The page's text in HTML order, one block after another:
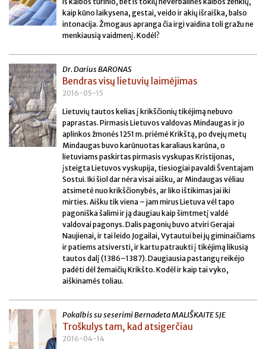
kaip kūno laikysena, gestai, veido ir akių išraiška, balso
intonacija. Žmogaus apranga čia irgi vaidina toli gražu ne
menkiausią vaidmenį. Kodėl?
Dr. Darius BARONAS
Bendras visų lietuvių laimėjimas
2016-05-15
Lietuvių tautos kelias į krikščionių tikėjimą nebuvo
paprastas. Pirmasis Lietuvos valdovas Mindaugas ir jo
aplinkos žmonės 1251 m. priėmė Krikštą, po dvejų metų
Mindaugas buvo karūnuotas karaliaus karūna, o
lietuviams paskirtas pirmasis vyskupas Kristijonas,
įsteigta Lietuvos vyskupija, tiesiogiai pavaldi Šventajam
Sostui. Iki šiol dar nėra visai aišku, ar Mindaugas vėliau
atsimetė nuo krikščionybės, ar liko ištikimas jai iki
mirties. Aišku tik viena – jam mirus Lietuva vėl tapo
pagoniška šalimi ir ją daugiau kaip šimtmetį valdė
valdovai pagonys. Dalis pagonių buvo atviri Gerajai
Naujienai, ir tai leido Jogailai, Vytautui bei jų giminaičiams
ir patiems atsiversti, ir kartu patraukti į tikėjimą likusią
tautos dalį (1386–1387). Daugiausia pastangų reikėjo
padėti dėl žemaičių Krikšto. Kodėl ir kaip tai vyko,
aiškinamės toliau.
Pokalbis su seserimi Bernadeta MALIŠKAITE SJE
Troškulys tam, kad atsigerčiau
2016-04-14